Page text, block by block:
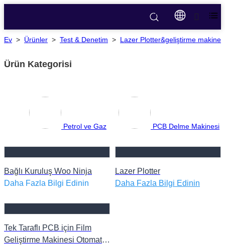
Ev > Ürünler > Test & Denetim > Lazer Plotter&geliştirme
Ürün Kategorisi
Petrol ve Gaz PCB Delme Makinesi
Bağlı Kuruluş Woo Ninja
Daha Fazla Bilgi Edinin
Lazer Plotter
Daha Fazla Bilgi Edinin
Tek Taraflı PCB için Film
Geliştirme Makinesi Otomatik